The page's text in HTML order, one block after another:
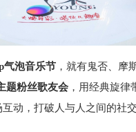
气泡音乐节 ，就有鬼否、摩
题粉丝歌友会 ，用经典旋
动，打破人与人之间的社交